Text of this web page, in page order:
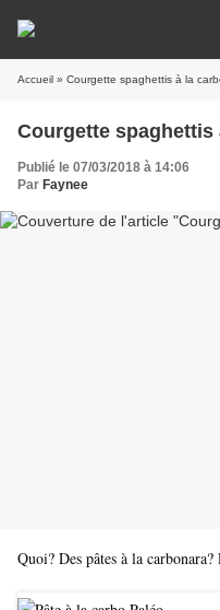
Accueil » Courgette spaghettis à la
Courgette spaghettis
Publié le 07/03/2018 à 14:06
Par Faynee
Quoi? Des pâtes à la